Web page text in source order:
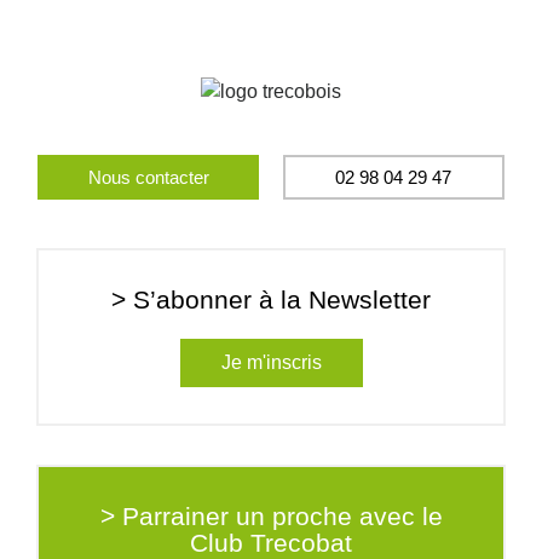
Nous contacter 02 98 04 29 47
> S’abonner à la Newsletter
Je m'inscris
> Parrainer un proche avec le
Club Trecobat